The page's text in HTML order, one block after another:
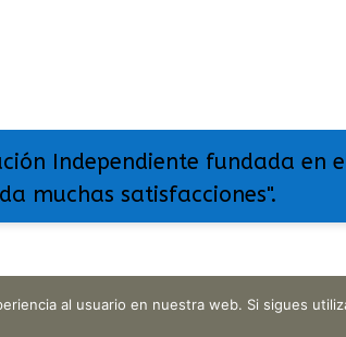
Independiente fundada en
muchas satisfacciones".
al usuario en nuestra web. Si sigues